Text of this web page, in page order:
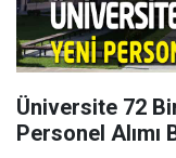
Üniversite 72
Personel Alımı